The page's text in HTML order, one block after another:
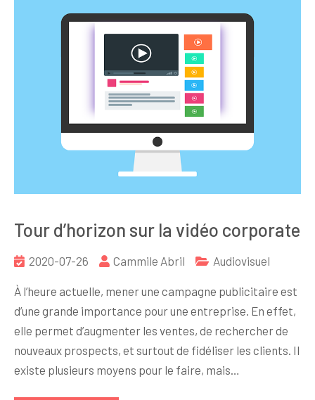
Tour d’horizon sur la vidéo corporate
2020-07-26 Cammile Abril Audiovisuel
À l’heure actuelle, mener une campagne publicitaire est
d’une grande importance pour une entreprise. En effet,
elle permet d’augmenter les ventes, de rechercher de
nouveaux prospects, et surtout de fidéliser les clients. Il
existe plusieurs moyens pour le faire, mais…